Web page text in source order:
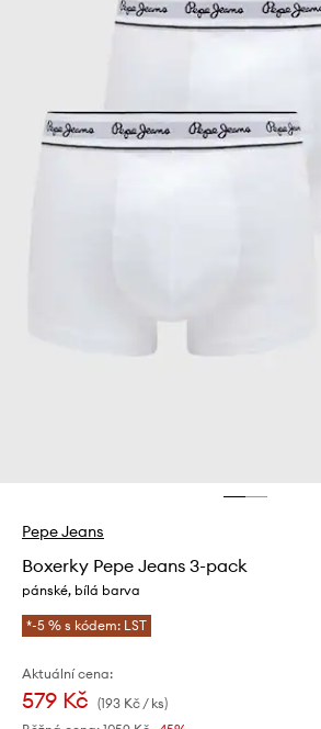
Pepe Jeans
Boxerky Pepe Jeans 3-pack
pánské, bílá barva
*-5 % s kódem: LST
Aktuální cena:
579 Kč (193 Kč / ks)